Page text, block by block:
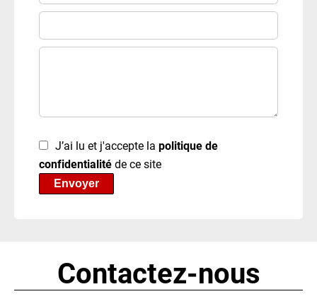
J’ai lu et j'accepte la politique de
confidentialitéde ce site
Envoyer
Contactez-nous